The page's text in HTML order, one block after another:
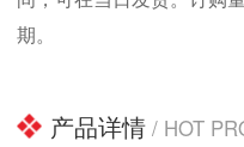
期。
产品详情 / HOT